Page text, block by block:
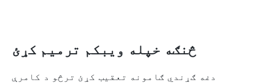
څنګه خپله ویبکم ترمیم کړئ
دغه ګړندي ګامونه تعقیب کړئ ترڅو د کامرې